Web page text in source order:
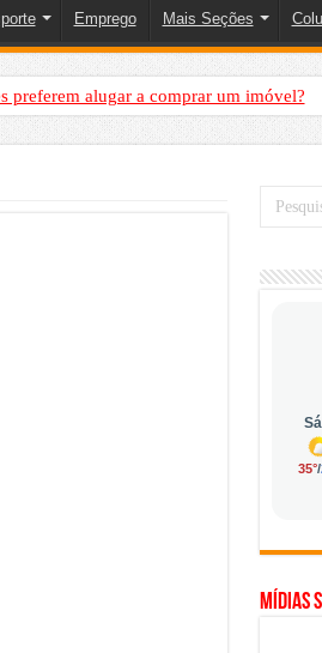
Emprego Mais Seções
preferem alugar a comprar um imóvel?
sua infraestrutura digital
Porto Seguro, Bahia
das empresas
VIVAMOMENTO ao polo empresarial
tarólogas a faturarem mais de R$ 10
a seu favor
oportunidades de lucro seguro com
evitam ruídos no mercado Mídias